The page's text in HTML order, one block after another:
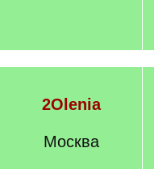
2Olenia
Москва